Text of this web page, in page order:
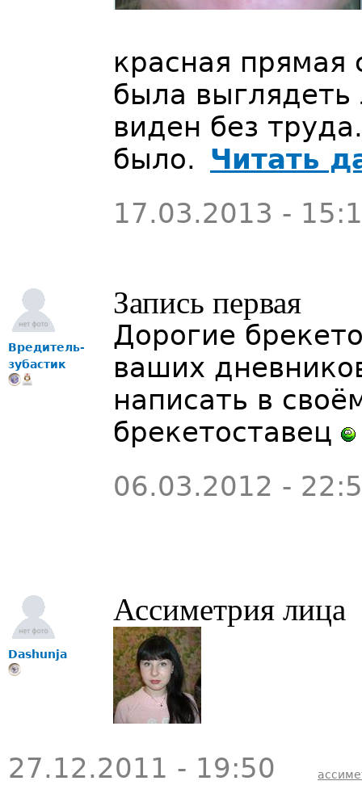
красная прямая
была
виден без
было. Читать
17.03.2013 -
Вредитель-
зубастик
Запись первая
Дорогие
ваших
написать в
брекетоставец
06.03.2012 -
Dashunja
Ассиметрия лица
27.12.2011 - 19:50